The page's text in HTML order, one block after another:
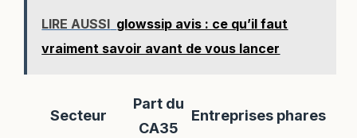
LIRE AUSSI glowssip avis : ce qu’il faut
vraiment savoir avant de vous lancer
Secteur
Part du
CA35
Entreprises phares